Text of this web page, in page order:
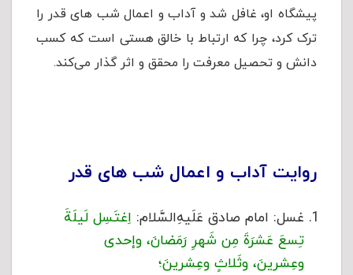
پیشگاه او، غافل شد و آداب و اعمال شب های قدر را
ترک کرد، چرا که ارتباط با خالق هستی است که کسب
دانش و تحصیل معرفت را محقق و اثر گذار می‌کند.
روایت آداب و اعمال شب های قدر
غسل: امام صادق عَلَیهِ‌السَّلام: اِغتَسِل لَیلَةَ
تِسعَ عَشرَةَ مِن شَهرِ رَمَضانَ، وإحدى‏
وعِشرینَ، وثَلاثٍ وعِشرینَ؛